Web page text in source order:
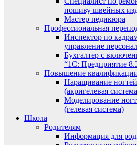
пошиву швейных
Мастер педикюра
Профессиональная
Инспектор по
управление
Бухгалтер с
“1С: Предприятие
Повышение
Наращивание
(акригелевая
Моделирование
(гелевая система)
Школа
Родителям
Информация для